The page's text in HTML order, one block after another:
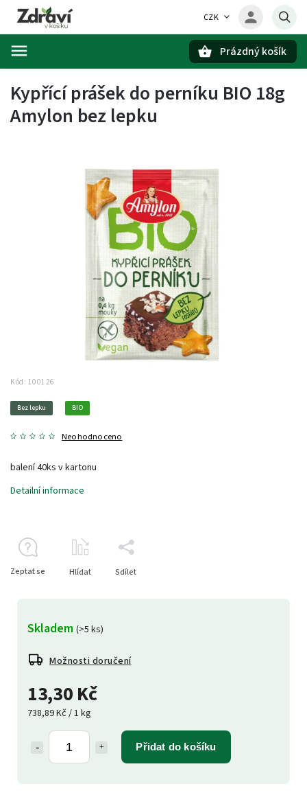
CZK
Prázdný košík
Kypřící prášek do perníku BIO 18g
Amylon bez lepku
Kód: 100126
Bez lepku BIO
Neohodnoceno
13,30 Kč
738,89 Kč / 1 kg
Přidat do košíku
Skladem (>5 ks)
Možnosti doručení
balení 40ks v kartonu
Detailní informace
Zeptat se Hlídat Sdílet